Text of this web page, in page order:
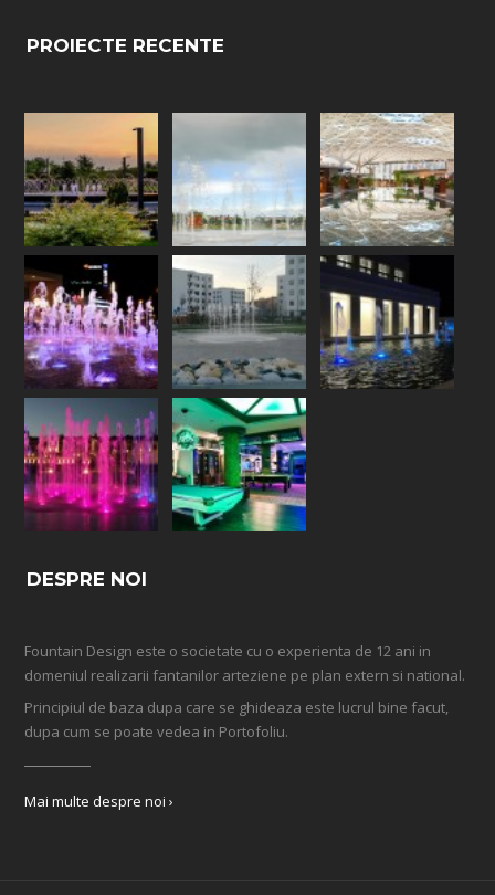
PROIECTE RECENTE
DESPRE NOI
Fountain Design este o societate cu o experienta de 12 ani in
domeniul realizarii fantanilor arteziene pe plan extern si national.
Principiul de baza dupa care se ghideaza este lucrul bine facut,
dupa cum se poate vedea in Portofoliu.
Mai multe despre noi ›